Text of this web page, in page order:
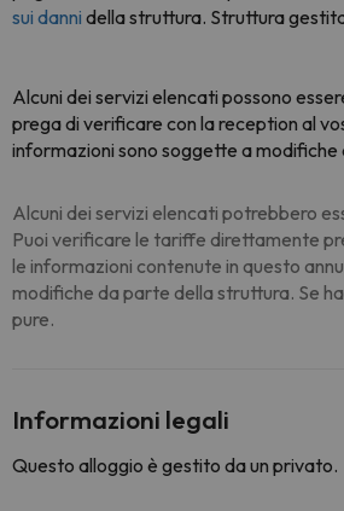
sui danni della struttura. Struttura
Alcuni dei servizi elencati possono
prega di verificare con la reception al
informazioni sono soggette a
Alcuni dei servizi elencati potrebbero
Puoi verificare le tariffe direttamente
le informazioni contenute in questo
modifiche da parte della struttura. Se
pure.
Informazioni legali
Questo alloggio è gestito da un privato.